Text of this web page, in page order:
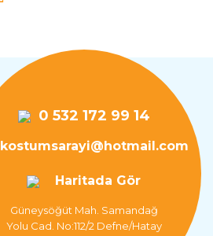
0 532 172 99 14
kostumsarayi@hotmail.com
Haritada Gör
Güneysöğüt Mah. Samandağ
Yolu Cad. No:112/2 Defne/Hatay